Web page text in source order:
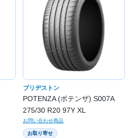
ブリヂストン
POTENZA (ポテンザ) S007A
275/30 R20 97Y XL
お問い合わせ商品
お取り寄せ